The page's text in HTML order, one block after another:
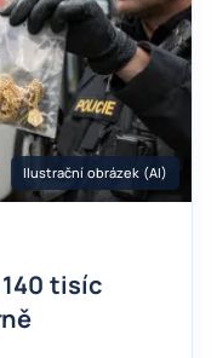
Ilustrační obrázek (AI)
tisíc